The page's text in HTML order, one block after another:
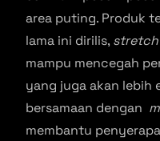
area puting. Produk
lama ini dirilis, stretch
mampu mencegah
yang juga akan lebih
bersamaan dengan
membantu